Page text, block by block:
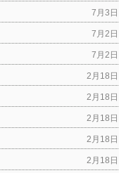
7月3日
7月2日
7月2日
2月18日
2月18日
2月18日
2月18日
2月18日